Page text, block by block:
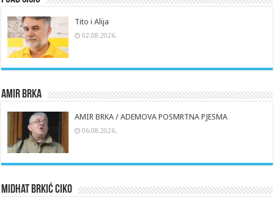
Tito i Alija
02.08.2026.
Amir Brka
AMIR BRKA / ADEMOVA POSMRTNA PJESMA
06.08.2026.
Midhat Brkić Ciko